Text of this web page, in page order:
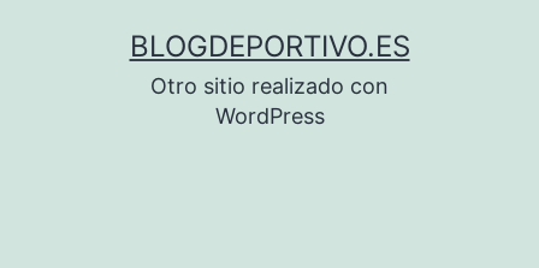
BLOGDEPORTIVO.ES
Otro sitio realizado con
WordPress